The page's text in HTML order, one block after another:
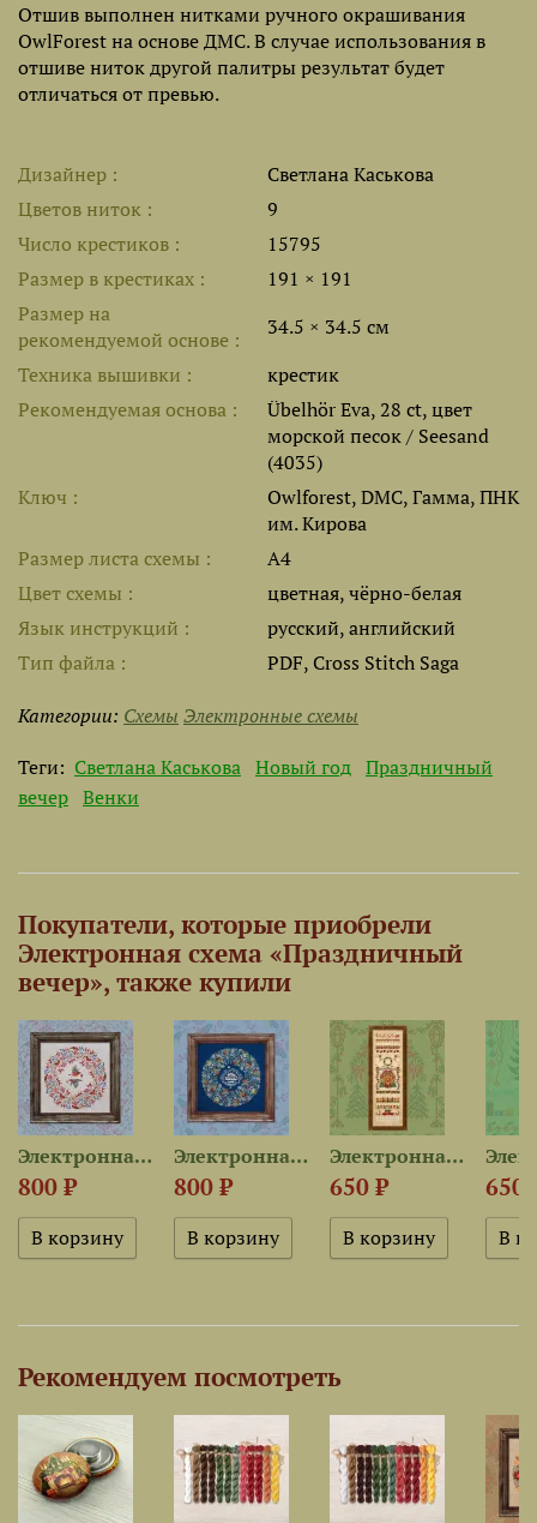
Отшив выполнен нитками ручного окрашивания
OwlForest на основе ДМС. В случае использования в
отшиве ниток другой палитры результат будет
отличаться от превью.
Дизайнер
Светлана Каськова
Цветов ниток
9
Число крестиков
15795
Размер в крестиках
191 × 191
Размер на
рекомендуемой основе
34.5 × 34.5 см
Техника вышивки
крестик
Рекомендуемая основа
Übelhör Eva, 28 ct, цвет
морской песок / Seesand
(4035)
Ключ
Owlforest, DMC, Гамма, ПНК
им. Кирова
Размер листа cхемы
A4
Цвет схемы
цветная, чёрно-белая
Язык инструкций
русский, английский
Тип файла
PDF, Cross Stitch Saga
Категории: Схемы Электронные схемы
Теги: Светлана Каськова Новый год Праздничный
вечер Венки
Покупатели, которые приобрели
Электронная схема «Праздничный
вечер», также купили
Электронная схема «Первый...
800 ₽
Электронная схема «Морозная...
800 ₽
Электронная схема...
650 ₽ 650
Рекомендуем посмотреть